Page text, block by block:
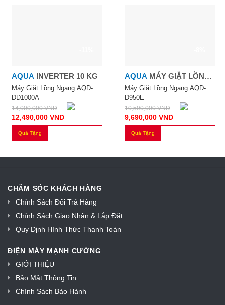
AQUA INVERTER 10 KG
Máy Giặt Lồng Ngang AQD-
DD1000A
14,000,000VND
12,490,000 VND
Quà Tặng
AQUA MÁY GIẶT LỒNG
NGANG AQD-D950E
Máy Giặt Lồng Ngang AQD-
D950E
10,590,000VND
9,690,000 VND
Quà Tặng
CHĂM SÓC KHÁCH HÀNG
Chính Sách Đổi Trả Hàng
Chính Sách Giao Nhận & Lắp Đặt
Quy Định Hình Thức Thanh Toán
ĐIỆN MÁY MẠNH CƯỜNG
GIỚI THIỆU
Bảo Mật Thông Tin
Chính Sách Bảo Hành